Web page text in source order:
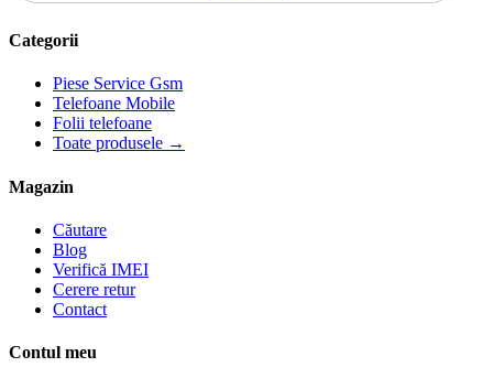
Categorii
Piese Service Gsm
Telefoane Mobile
Folii telefoane
Toate produsele →
Magazin
Căutare
Blog
Verifică IMEI
Cerere retur
Contact
Contul meu